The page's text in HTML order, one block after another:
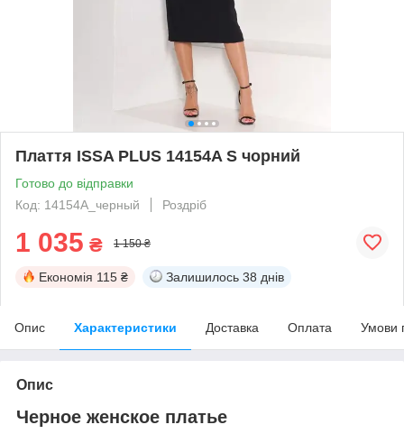
Плаття ISSA PLUS 14154A S чорний
Готово до відправки
Код: 14154A_черный
Роздріб
1 035 ₴ 1 150 ₴
Економія 115 ₴ Залишилось 38 днів
Опис Характеристики Доставка Оплата Умови
Опис
Черное женское платье